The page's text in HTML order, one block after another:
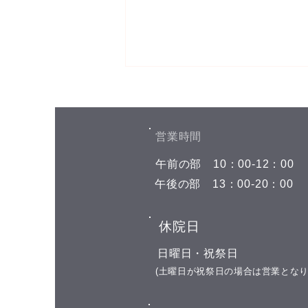
空き状況をお知らせします 8月7
ん 午後の部 空きがありません 8
月8日(土) 午前の部 空きがありま
8月9日(日)←今日はここです お休
み 8月10日(月) 午前の部 11:00 午
後の部 16:00 17:00 18:00 19:00 8
月11日(火) 山の日の祝日 お休み
​営業時間
​午前の部 ​10：00-12：00
​午後の部 ​13：00-20：00
​休院日
​日曜日・祝祭日
​(土曜日が祝祭日の場合は営業とな